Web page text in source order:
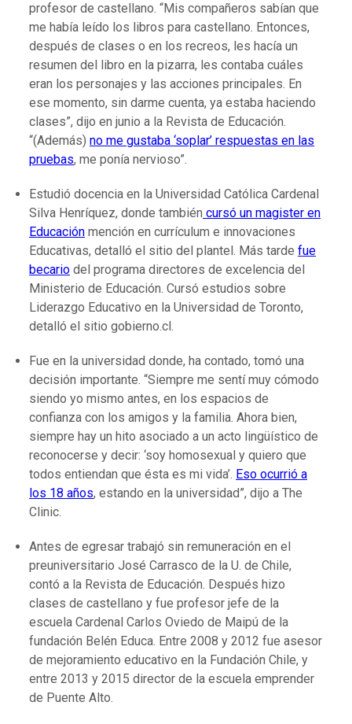
profesor de castellano. “Mis compañeros sabían que
me había leído los libros para castellano. Entonces,
después de clases o en los recreos, les hacía un
resumen del libro en la pizarra, les contaba cuáles
eran los personajes y las acciones principales. En
ese momento, sin darme cuenta, ya estaba haciendo
clases”, dijo en junio a la Revista de Educación.
“(Además) no me gustaba ‘soplar’ respuestas en las
pruebas, me ponía nervioso”.
Estudió docencia en la Universidad Católica Cardenal
Silva Henríquez, donde también cursó un magister en
Educación mención en currículum e innovaciones
Educativas, detalló el sitio del plantel. Más tarde fue
becario del programa directores de excelencia del
Ministerio de Educación. Cursó estudios sobre
Liderazgo Educativo en la Universidad de Toronto,
detalló el sitio gobierno.cl.
Fue en la universidad donde, ha contado, tomó una
decisión importante. “Siempre me sentí muy cómodo
siendo yo mismo antes, en los espacios de
confianza con los amigos y la familia. Ahora bien,
siempre hay un hito asociado a un acto lingüístico de
reconocerse y decir: ‘soy homosexual y quiero que
todos entiendan que ésta es mi vida’. Eso ocurrió a
los 18 años, estando en la universidad”, dijo a The
Clinic.
Antes de egresar trabajó sin remuneración en el
preuniversitario José Carrasco de la U. de Chile,
contó a la Revista de Educación. Después hizo
clases de castellano y fue profesor jefe de la
escuela Cardenal Carlos Oviedo de Maipú de la
fundación Belén Educa. Entre 2008 y 2012 fue asesor
de mejoramiento educativo en la Fundación Chile, y
entre 2013 y 2015 director de la escuela emprender
de Puente Alto.